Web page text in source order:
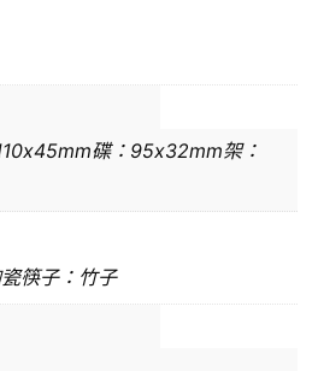
碟：95x32mm架：
筷子：竹子